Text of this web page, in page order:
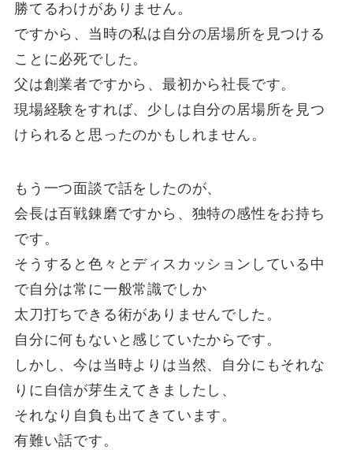
勝てるわけがありません。
ですから、当時の私は自分の居場所を見つける
ことに必死でした。
父は創業者ですから、最初から社長です。
現場経験をすれば、少しは自分の居場所を見つ
けられると思ったのかもしれません。
もう一つ面談で話をしたのが、
会長は百戦錬磨ですから、独特の感性をお持ち
です。
そうすると色々とディスカッションしている中
で自分は常に一般常識でしか
太刀打ちできる術がありませんでした。
自分に何もないと感じていたからです。
しかし、今は当時よりは当然、自分にもそれな
りに自信が芽生えてきましたし、
それなり自負も出てきています。
有難い話です。